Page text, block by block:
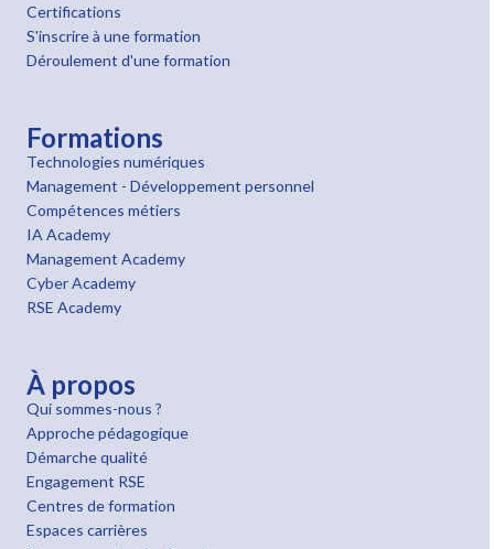
Certifications
S'inscrire à une formation
Déroulement d'une formation
Formations
Technologies numériques
Management - Développement personnel
Compétences métiers
IA Academy
Management Academy
Cyber Academy
RSE Academy
À propos
Qui sommes-nous ?
Approche pédagogique
Démarche qualité
Engagement RSE
Centres de formation
Espaces carrières